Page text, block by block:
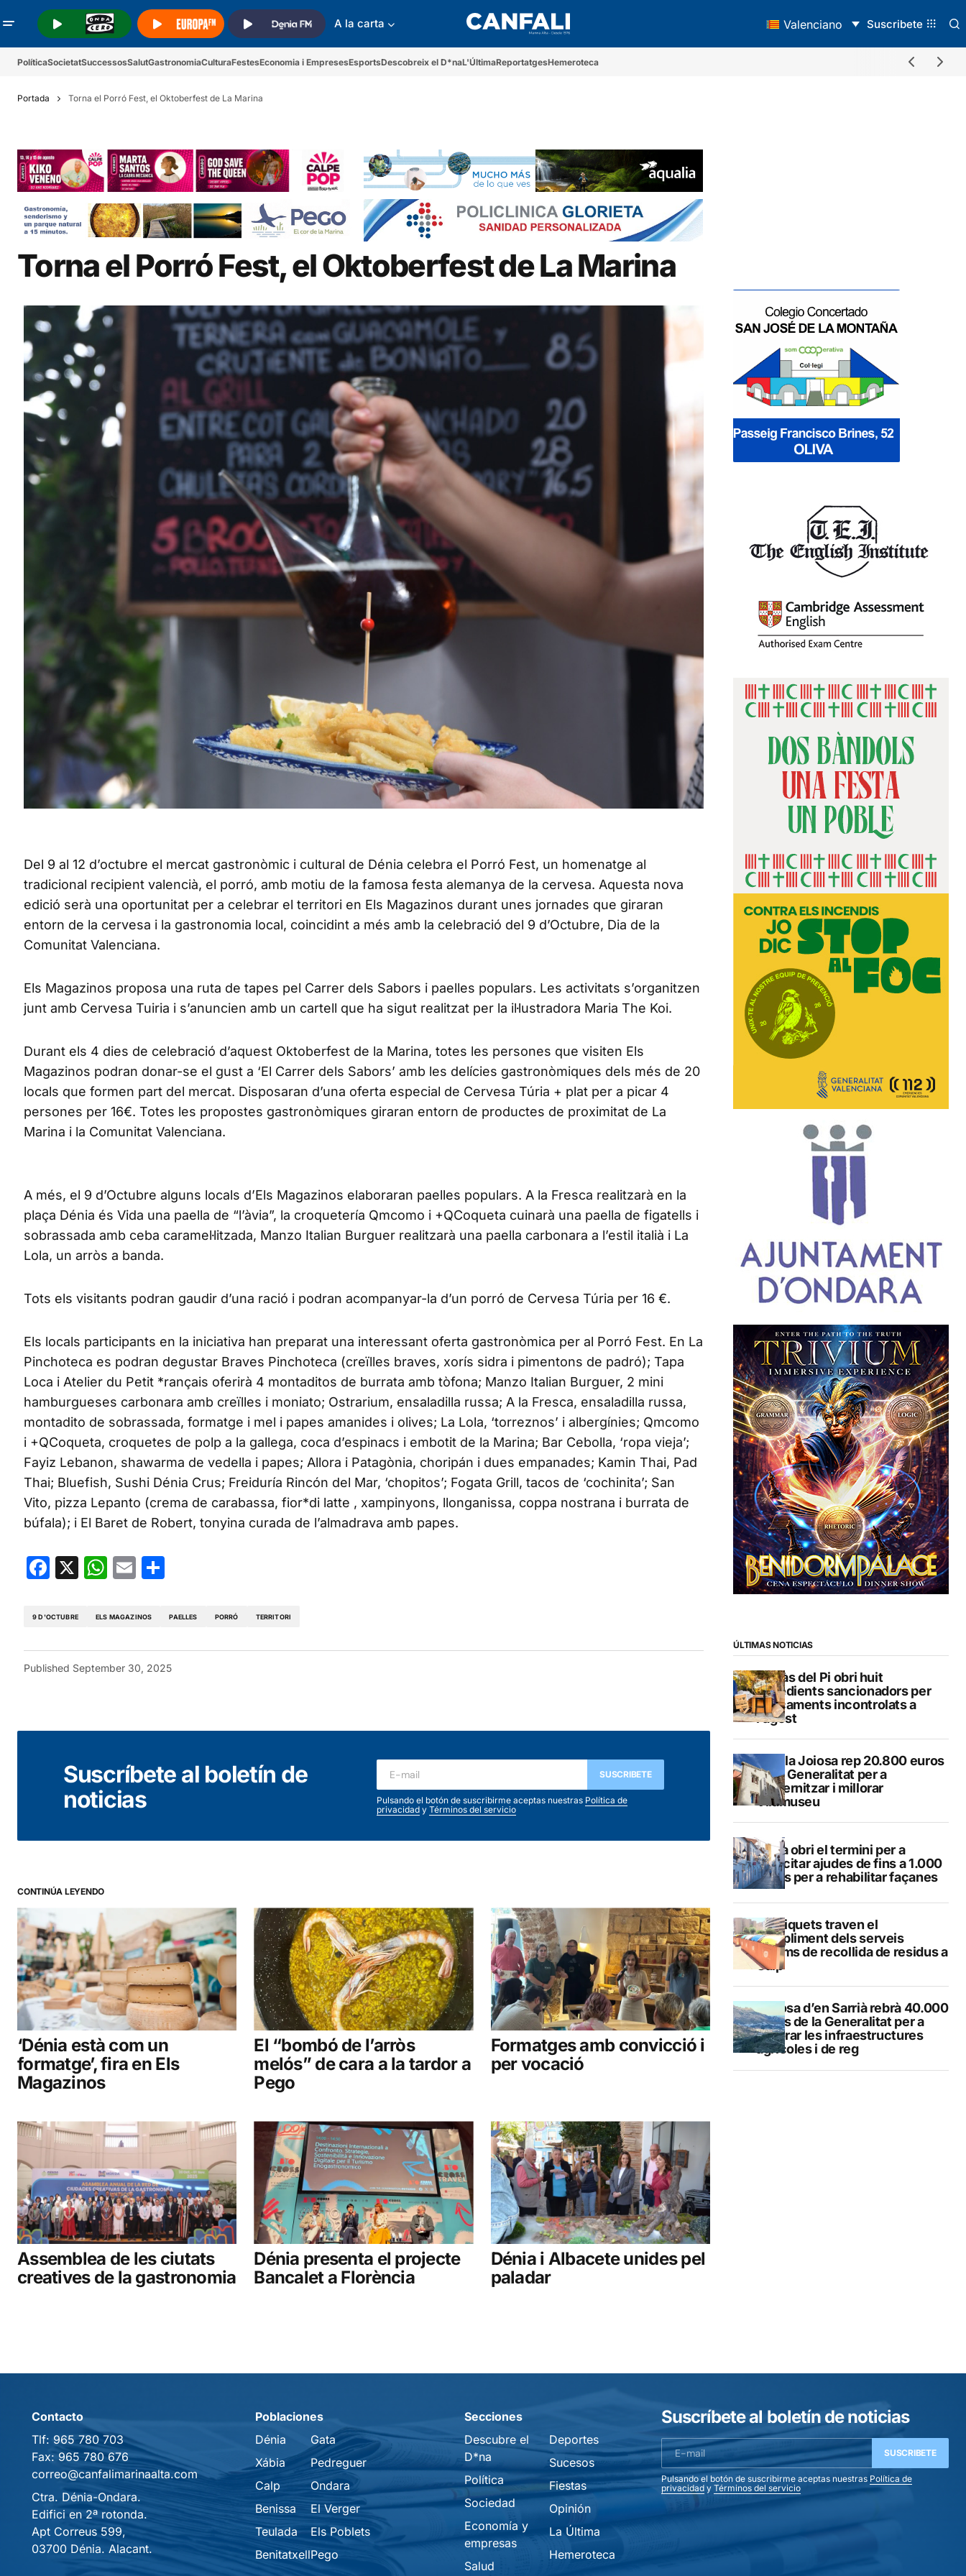
A la carta Valenciano Suscribete
PolíticaSocietatSuccessosSalutGastronomiaCulturaFestesEconomia i EmpresesEsportsDescobreix el D*naL'ÚltimaReportatgesHemeroteca
Portada Torna el Porró Fest, el Oktoberfest de La Marina
Torna el Porró Fest, el Oktoberfest de La Marina
Del 9 al 12 d’octubre el mercat gastronòmic i cultural de Dénia celebra el Porró Fest, un homenatge al
tradicional recipient valencià, el porró, amb motiu de la famosa festa alemanya de la cervesa. Aquesta nova
edició serà una oportunitat per a celebrar el territori en Els Magazinos durant unes jornades que giraran
entorn de la cervesa i la gastronomia local, coincidint a més amb la celebració del 9 d’Octubre, Dia de la
Comunitat Valenciana.
Els Magazinos proposa una ruta de tapes pel Carrer dels Sabors i paelles populars. Les activitats s’organitzen
junt amb Cervesa Tuiria i s’anuncien amb un cartell que ha sigut realitzat per la il·lustradora Maria The Koi.
Durant els 4 dies de celebració d’aquest Oktoberfest de la Marina, totes les persones que visiten Els
Magazinos podran donar-se el gust a ‘El Carrer dels Sabors’ amb les delícies gastronòmiques dels més de 20
locals que formen part del mercat. Disposaran d’una oferta especial de Cervesa Túria + plat per a picar 4
persones per 16€. Totes les propostes gastronòmiques giraran entorn de productes de proximitat de La
Marina i la Comunitat Valenciana.
A més, el 9 d’Octubre alguns locals d’Els Magazinos elaboraran paelles populars. A la Fresca realitzarà en la
plaça Dénia és Vida una paella de “l’àvia”, la croquetería Qmcomo i +QCoqueta cuinarà una paella de figatells i
sobrassada amb ceba caramel·litzada, Manzo Italian Burguer realitzarà una paella carbonara a l’estil italià i La
Lola, un arròs a banda.
Tots els visitants podran gaudir d’una ració i podran acompanyar-la d’un porró de Cervesa Túria per 16 €.
Els locals participants en la iniciativa han preparat una interessant oferta gastronòmica per al Porró Fest. En La
Pinchoteca es podran degustar Braves Pinchoteca (creïlles braves, xorís sidra i pimentons de padró); Tapa
Loca i Atelier du Petit *rançais oferirà 4 montaditos de burrata amb tòfona; Manzo Italian Burguer, 2 mini
hamburgueses carbonara amb creïlles i moniato; Ostrarium, ensaladilla russa; A la Fresca, ensaladilla russa,
montadito de sobrassada, formatge i mel i papes amanides i olives; La Lola, ‘torreznos’ i albergínies; Qmcomo
i +QCoqueta, croquetes de polp a la gallega, coca d’espinacs i embotit de la Marina; Bar Cebolla, ‘ropa vieja’;
Fayiz Lebanon, shawarma de vedella i papes; Allora i Patagònia, choripán i dues empanades; Kamin Thai, Pad
Thai; Bluefish, Sushi Dénia Crus; Freiduría Rincón del Mar, ‘chopitos’; Fogata Grill, tacos de ‘cochinita’; San
Vito, pizza Lepanto (crema de carabassa, fior*di latte , xampinyons, llonganissa, coppa nostrana i burrata de
búfala); i El Baret de Robert, tonyina curada de l’almadrava amb papes.
Facebook
X WhatsApp
Email
9 D'OCTUBRE ELS MAGAZINOS PAELLES PORRÓ TERRITORI
Published September 30, 2025
Suscríbete al boletín de
noticias
SUSCRIBETE
Pulsando el botón de suscribirme aceptas nuestras Política de
privacidad y Términos del servicio
CONTINÚA LEYENDO
‘Dénia està com un
formatge’, fira en Els
Magazinos
El “bombó de l’arròs
melós” de cara a la tardor a
Pego
Formatges amb convicció i
per vocació
Assemblea de les ciutats
creatives de la gastronomia
Dénia presenta el projecte
Bancalet a Florència
Dénia i Albacete unides pel
paladar
ÚLTIMAS NOTICIAS
L’Alfàs del Pi obri huit
expedients sancionadors per
abocaments incontrolats a
l’agost
La Vila Joiosa rep 20.800 euros
de la Generalitat per a
modernitzar i millorar
Vilamuseu
Altea obri el termini per a
sol·licitar ajudes de fins a 1.000
euros per a rehabilitar façanes
Els piquets traven el
compliment dels serveis
mínims de recollida de residus a
Calp
Callosa d’en Sarrià rebrà 40.000
euros de la Generalitat per a
millorar les infraestructures
agrícoles i de reg
Contacto
Tlf: 965 780 703
Fax: 965 780 676
correo@canfalimarinaalta.com
Ctra. Dénia-Ondara.
Edifici en 2ª rotonda.
Apt Correus 599,
03700 Dénia. Alacant.
Poblaciones
Dénia
Xábia
Calp
Benissa
Teulada
Benitatxell
Gata
Pedreguer
Ondara
El Verger
Els Poblets
Pego
Secciones
Descubre el
D*na
Política
Sociedad
Economía y
empresas
Salud
Deportes
Sucesos
Fiestas
Opinión
La Última
Hemeroteca
Suscríbete al boletín de noticias
SUSCRIBETE
Pulsando el botón de suscribirme aceptas nuestras Política de
privacidad y Términos del servicio